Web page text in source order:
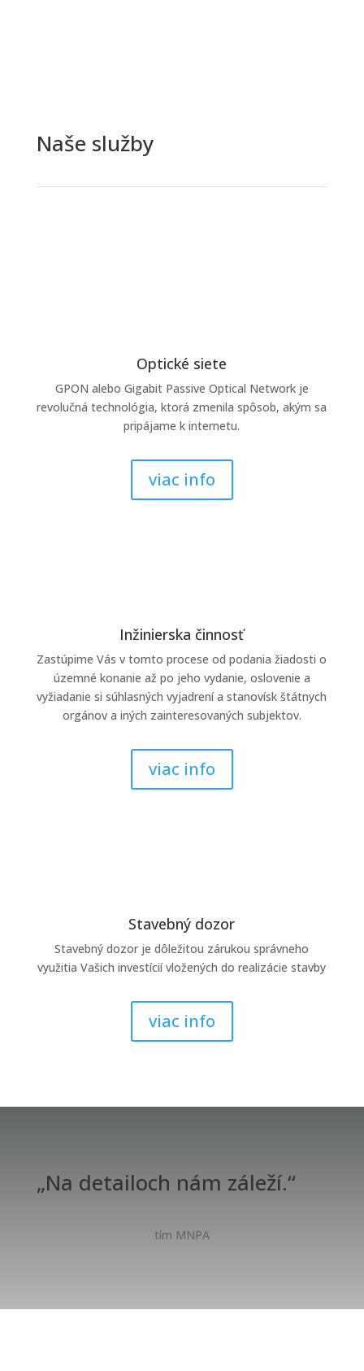
Naše služby
Optické siete
GPON alebo Gigabit Passive Optical Network je
revolučná technológia, ktorá zmenila spôsob, akým sa
pripájame k internetu.
viac info
Inžinierska činnosť
Zastúpime Vás v tomto procese od podania žiadosti o
územné konanie až po jeho vydanie, oslovenie a
vyžiadanie si súhlasných vyjadrení a stanovísk štátnych
orgánov a iných zainteresovaných subjektov.
viac info
Stavebný dozor
Stavebný dozor je dôležitou zárukou správneho
využitia Vašich investícií vložených do realizácie stavby
viac info
„Na detailoch nám záleží.“
tím MNPA